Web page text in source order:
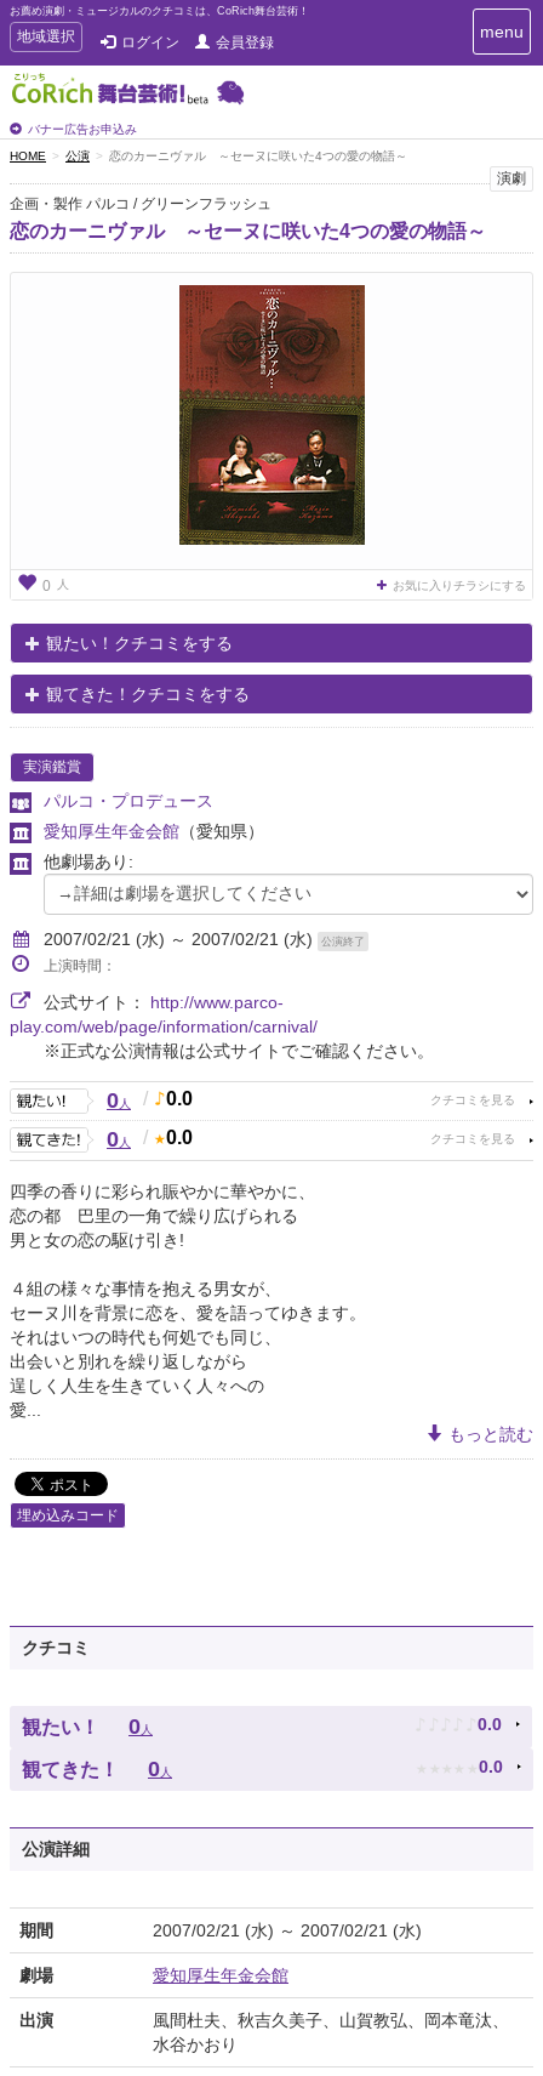
お薦め演劇・ミュージカルのクチコミは、CoRich舞台芸術！
T
o
g
g
e
n
a
v
i
g
地域選択 ログイン 会員登録
バナー広告お申込み
T
o
i
g
menu
HOME 公演 恋のカーニヴァル ～セーヌに咲いた4つの愛の物語～
演劇
企画・製作 パルコ / グリーンフラッシュ
恋のカーニヴァル ～セーヌに咲いた4つの愛の物語～
0 人 お気に入りチラシにする
観たい！クチコミをする
観てきた！クチコミをする
実演鑑賞
パルコ・プロデュース
愛知厚生年金会館 （愛知県）
他劇場あり:
2007/02/21 (水) ～ 2007/02/21 (水) 公演終了
上演時間：
公式サイト： http://www.parco-
play.com/web/page/information/carnival/
※正式な公演情報は公式サイトでご確認ください。
0人 / 0.0
0人 / 0.0
四季の香りに彩られ賑やかに華やかに、
恋の都 巴里の一角で繰り広げられる
男と女の恋の駆け引き!
４組の様々な事情を抱える男女が、
セーヌ川を背景に恋を、愛を語ってゆきます。
それはいつの時代も何処でも同じ、
出会いと別れを繰り返しながら
逞しく人生を生きていく人々への
愛...
もっと読む
埋め込みコード
クチコミ
観たい！ 0人 ♪ ♪ ♪ ♪ ♪ 0.0
観てきた！ 0人 ★ ★ ★ ★ ★ 0.0
公演詳細
期間 2007/02/21 (水) ～ 2007/02/21 (水)
劇場 愛知厚生年金会館
出演
風間杜夫、秋吉久美子、山賀教弘、岡本竜汰、
水谷かおり